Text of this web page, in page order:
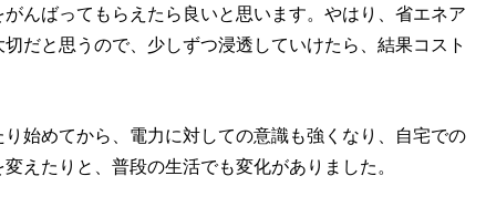
んばってもらえたら良いと思います。やはり、省エネア
だと思うので、少しずつ浸透していけたら、結果コスト
始めてから、電力に対しての意識も強くなり、自宅での
えたりと、普段の生活でも変化がありました。